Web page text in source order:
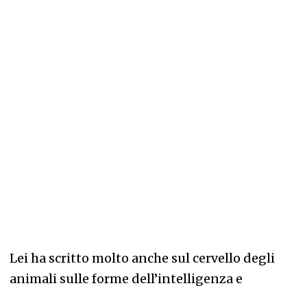
Lei ha scritto molto anche sul cervello degli
animali sulle forme dell’intelligenza e